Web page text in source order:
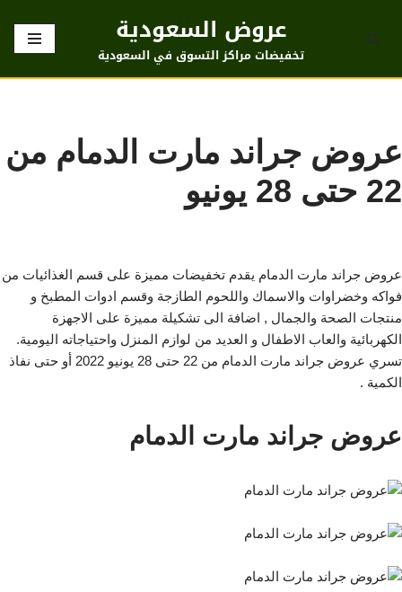
تخطى
عروض السعودية
تخفيضات مراكز التسوق في السعودية
عروض جراند مارت الدمام من
22 حتى 28 يونيو
عروض جراند مارت الدمام يقدم تخفيضات مميزة على قسم الغذائيات من
فواكه وخضراوات والاسماك واللحوم الطازجة وقسم ادوات المطبخ و
منتجات الصحة والجمال , اضافة الى تشكيلة مميزة على الاجهزة
الكهربائية والعاب الاطفال و العديد من لوازم المنزل واحتياجاته اليومية.
تسري عروض جراند مارت الدمام من 22 حتى 28 يونيو 2022 أو حتى نفاذ
الكمية .
عروض جراند مارت الدمام